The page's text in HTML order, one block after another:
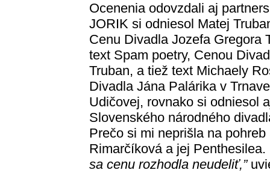
Ocenenia odovzdali aj
JORIK si odniesol Matej
Cenu Divadla Jozefa Gregora
text Spam poetry, Cenou
Truban, a tiež text Michaely
Divadla Jána Palárika v
Udičovej, rovnako si odniesol
Slovenského národného
Prečo si mi neprišla na
Rimarčíková a jej Penthesilea.
sa cenu rozhodla neudeliť,”